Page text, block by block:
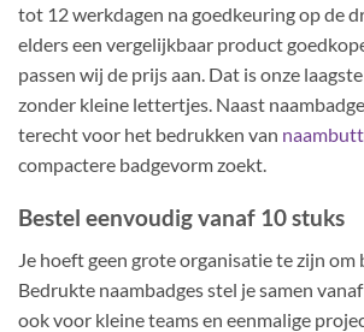
tot 12 werkdagen na goedkeuring op de
elders een vergelijkbaar product
passen wij de prijs aan. Dat is onze
zonder kleine lettertjes. Naast
terecht voor het bedrukken van
compactere badgevorm zoekt.
Bestel eenvoudig vanaf 10 stuks
Je hoeft geen grote organisatie te zijn om
Bedrukte naambadges stel je samen vanaf
ook voor kleine teams en eenmalige